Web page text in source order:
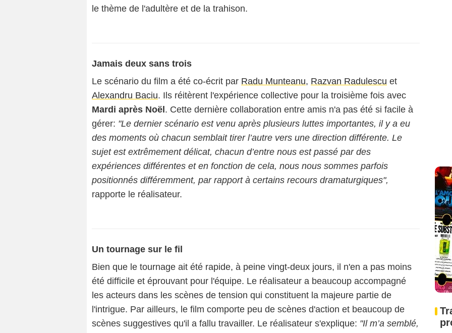
le thème de l'adultère et de la trahison.
Jamais deux sans trois
Le scénario du film a été co-écrit par Radu Munteanu, Razvan Radulescu et
Alexandru Baciu. Ils réitèrent l'expérience collective pour la troisième fois avec
Mardi après Noël . Cette dernière collaboration entre amis n'a pas été si facile à
gérer: "Le dernier scénario est venu après plusieurs luttes importantes, il y a eu
des moments où chacun semblait tirer l’autre vers une direction différente. Le
sujet est extrêmement délicat, chacun d’entre nous est passé par des
expériences différentes et en fonction de cela, nous nous sommes parfois
positionnés différemment, par rapport à certains recours dramaturgiques",
rapporte le réalisateur.
Un tournage sur le fil
Bien que le tournage ait été rapide, à peine vingt-deux jours, il n'en a pas moins
été difficile et éprouvant pour l'équipe. Le réalisateur a beaucoup accompagné
les acteurs dans les scènes de tension qui constituent la majeure partie de
l'intrigue. Par ailleurs, le film comporte peu de scènes d'action et beaucoup de
scènes suggestives qu'il a fallu travailler. Le réalisateur s'explique: "Il m’a semblé,